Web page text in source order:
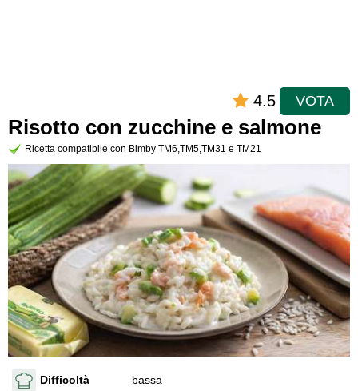
4.5 VOTA
Risotto con zucchine e salmone
Ricetta compatibile con Bimby TM6,TM5,TM31 e TM21
Difficoltà bassa